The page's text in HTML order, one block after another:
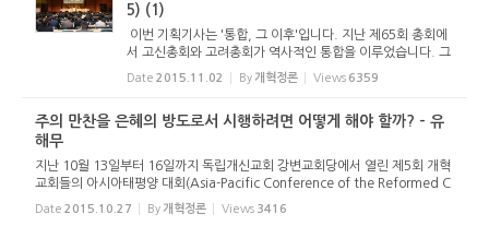
5) (1)
이번 기획기사는 '통합, 그 이후'입니다. 지난 제65회 총회에
서 고신총회와 고려총회가 역사적인 통합을 이루었습니다. 그
런데 이번 통합은 개교회 차원에서 교류를 시작하면서 서로의
고백과 신앙을 확인하다가 통합에 이른 것이 아니라 총회 임원
Date 2015.11.02 By 개혁정론 Views 6359
주의 만찬을 은혜의 방도로서 시행하려면 어떻게 해야 할까? - 유
해무
지난 10월 13일부터 16일까지 독립개신교회 강변교회당에서 열린 제5회 개혁
교회들의 아시아태평양 대회(Asia-Pacific Conference of the Reformed C
hurches. 약칭 AP-CRC, 주제: 세례와 성찬)에서 있었던 공개강연에서 발표된
유해무 목사(대한예수교장로회 ...
Date 2015.10.27 By 개혁정론 Views 3416